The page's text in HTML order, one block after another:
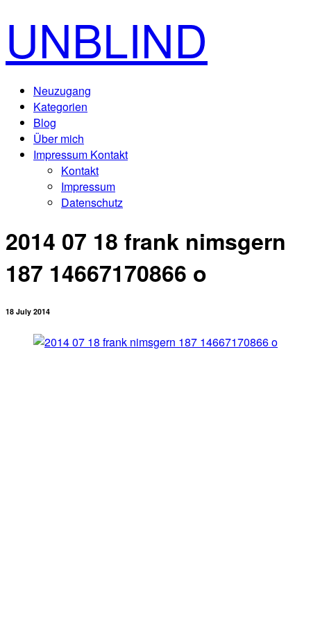
UNBLIND
Neuzugang
Kategorien
Blog
Über mich
Impressum Kontakt
Kontakt
Impressum
Datenschutz
2014 07 18 frank nimsgern
187 14667170866 o
18 July 2014